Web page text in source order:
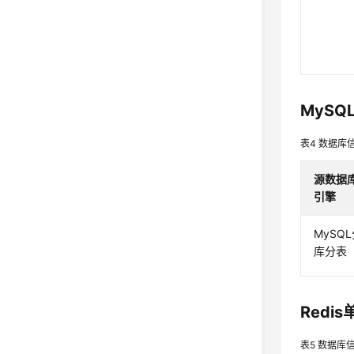
表4数据库
源数据
引擎
MySQL
库分表
Redis
表5数据库